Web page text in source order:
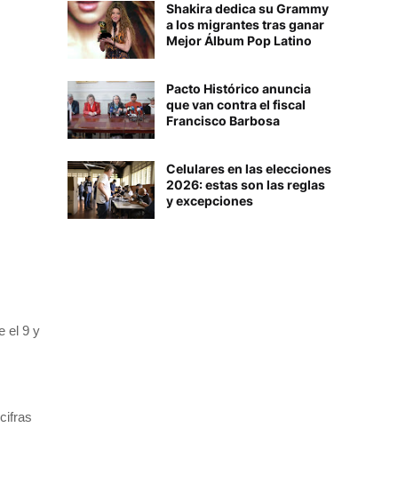
el 9 y
Shakira dedica su Grammy
a los migrantes tras ganar
Mejor Álbum Pop Latino
Pacto Histórico anuncia
que van contra el fiscal
Francisco Barbosa
Celulares en las elecciones
2026: estas son las reglas
y excepciones